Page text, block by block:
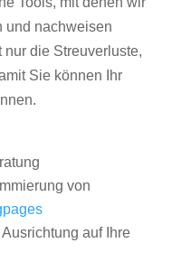
und nachweisen
nur die Streuverluste,
Sie können Ihr
von
auf Ihre